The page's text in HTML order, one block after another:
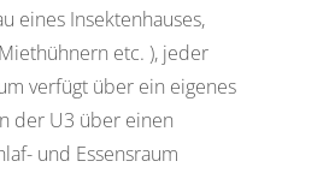
eines Insektenhauses,
etc. ), jeder
verfügt über ein eigenes
der U3 über einen
und Essensraum